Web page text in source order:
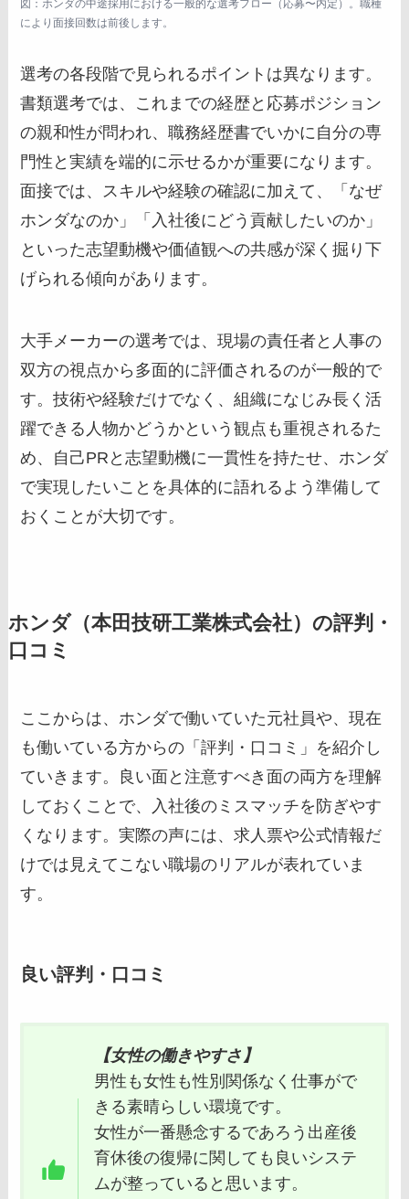
図：ホンダの中途採用における一般的な選考フロー（応募〜内定）。職種
により面接回数は前後します。
選考の各段階で見られるポイントは異なります。
書類選考では、これまでの経歴と応募ポジション
の親和性が問われ、職務経歴書でいかに自分の専
門性と実績を端的に示せるかが重要になります。
面接では、スキルや経験の確認に加えて、「なぜ
ホンダなのか」「入社後にどう貢献したいのか」
といった志望動機や価値観への共感が深く掘り下
げられる傾向があります。
大手メーカーの選考では、現場の責任者と人事の
双方の視点から多面的に評価されるのが一般的で
す。技術や経験だけでなく、組織になじみ長く活
躍できる人物かどうかという観点も重視されるた
め、自己PRと志望動機に一貫性を持たせ、ホンダ
で実現したいことを具体的に語れるよう準備して
おくことが大切です。
ホンダ（本田技研工業株式会社）の評判・
口コミ
ここからは、ホンダで働いていた元社員や、現在
も働いている方からの「評判・口コミ」を紹介し
ていきます。良い面と注意すべき面の両方を理解
しておくことで、入社後のミスマッチを防ぎやす
くなります。実際の声には、求人票や公式情報だ
けでは見えてこない職場のリアルが表れていま
す。
良い評判・口コミ
【女性の働きやすさ】
男性も女性も性別関係なく仕事がで
きる素晴らしい環境です。
女性が一番懸念するであろう出産後
育休後の復帰に関しても良いシステ
ムが整っていると思います。